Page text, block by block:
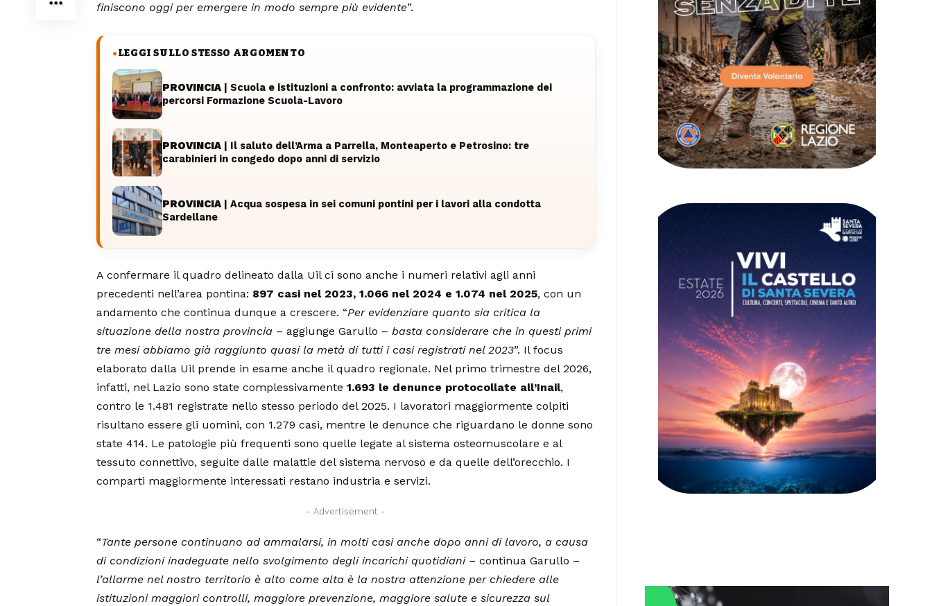
finiscono oggi per emergere in modo sempre più evidente”.
●LEGGI SULLO STESSO ARGOMENTO
PROVINCIA | Scuola e istituzioni a confronto: avviata la programmazione dei
percorsi Formazione Scuola-Lavoro
PROVINCIA | Il saluto dell’Arma a Parrella, Monteaperto e Petrosino: tre
carabinieri in congedo dopo anni di servizio
PROVINCIA | Acqua sospesa in sei comuni pontini per i lavori alla condotta
Sardellane
A confermare il quadro delineato dalla Uil ci sono anche i numeri relativi agli anni
precedenti nell’area pontina: 897 casi nel 2023, 1.066 nel 2024 e 1.074 nel 2025, con un
andamento che continua dunque a crescere. “Per evidenziare quanto sia critica la
situazione della nostra provincia – aggiunge Garullo – basta considerare che in questi primi
tre mesi abbiamo già raggiunto quasi la metà di tutti i casi registrati nel 2023”. Il focus
elaborato dalla Uil prende in esame anche il quadro regionale. Nel primo trimestre del 2026,
infatti, nel Lazio sono state complessivamente 1.693 le denunce protocollate all’Inail,
contro le 1.481 registrate nello stesso periodo del 2025. I lavoratori maggiormente colpiti
risultano essere gli uomini, con 1.279 casi, mentre le denunce che riguardano le donne sono
state 414. Le patologie più frequenti sono quelle legate al sistema osteomuscolare e al
tessuto connettivo, seguite dalle malattie del sistema nervoso e da quelle dell’orecchio. I
comparti maggiormente interessati restano industria e servizi.
- Advertisement -
“Tante persone continuano ad ammalarsi, in molti casi anche dopo anni di lavoro, a causa
di condizioni inadeguate nello svolgimento degli incarichi quotidiani– continua Garullo –
l’allarme nel nostro territorio è alto come alta è la nostra attenzione per chiedere alle
istituzioni maggiori controlli, maggiore prevenzione, maggiore salute e sicurezza sul